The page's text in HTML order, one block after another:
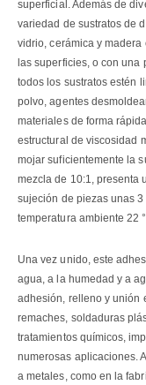
superficial. Además de
variedad de sustratos de
vidrio, cerámica y
las superficies, o con
todos los sustratos estén
polvo, agentes
materiales de forma
estructural de viscosidad
mojar suficientemente la
mezcla de 10:1, presenta
sujeción de piezas unas
temperatura ambiente 22
Una vez unido, este
agua, a la humedad y a
adhesión, relleno y unión
remaches, soldaduras
tratamientos químicos,
numerosas aplicaciones.
a metales, como en la